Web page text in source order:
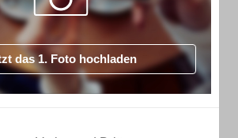
das 1. Foto hochladen